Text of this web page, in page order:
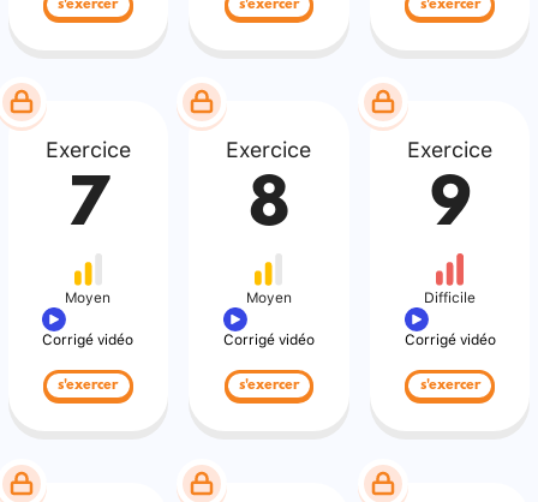
s'exercer s'exercer s'exercer
Exercice
7
Moyen
Corrigé vidéo
s'exercer
Exercice
8
Moyen
Corrigé vidéo
s'exercer
Exercice
9
Difficile
Corrigé vidéo
s'exercer